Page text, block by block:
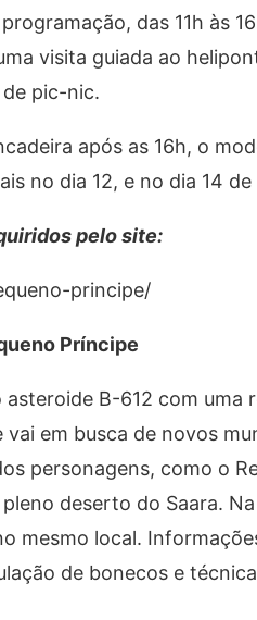
das 11h às
visita guiada ao
pic-nic.
após as 16h, o
no dia 12, e no dia 14
pelo site:
principe/
Príncipe
B-612 com
em busca de novos
personagens, como o
deserto do Saara.
mesmo local.
de bonecos e